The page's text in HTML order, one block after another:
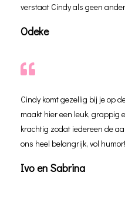
verstaat Cindy als geen
Odeke
Cindy komt gezellig bij je op
maakt hier een leuk, grappig
krachtig zodat iedereen de
ons heel belangrijk, vol
Ivo en Sabrina